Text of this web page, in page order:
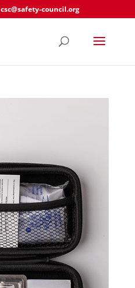
csc@safety-council.org